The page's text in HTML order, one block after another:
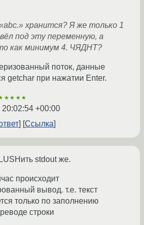
хранится? Я же только 1
под эту переменную, а
как минимум 4. ЧЯДНТ?
поток, данные
getchar при нажатии Enter.
20:02:54 +00:00
Ссылка
stdout же.
происходит
вывод. т.е. текст
только по заполнению
строки